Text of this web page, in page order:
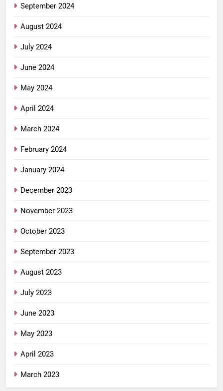
September 2024
August 2024
July 2024
June 2024
May 2024
April 2024
March 2024
February 2024
January 2024
December 2023
November 2023
October 2023
September 2023
August 2023
July 2023
June 2023
May 2023
April 2023
March 2023